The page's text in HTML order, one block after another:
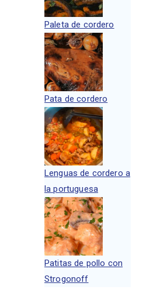
Paleta de cordero
Pata de cordero
Lenguas de cordero a
la portuguesa
Patitas de pollo con
Strogonoff